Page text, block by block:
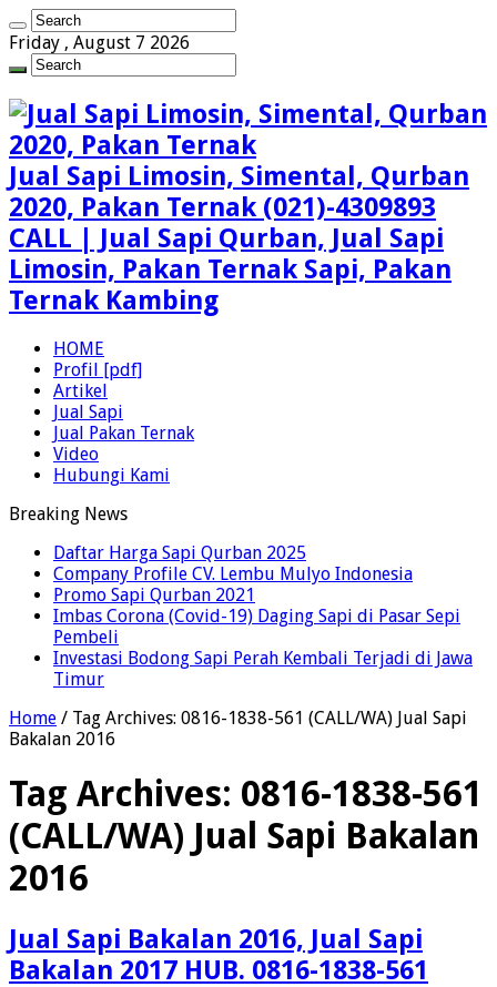
Friday , August 7 2026
Jual Sapi Limosin, Simental, Qurban
2020, Pakan Ternak (021)-4309893
CALL | Jual Sapi Qurban, Jual Sapi
Limosin, Pakan Ternak Sapi, Pakan
Ternak Kambing
HOME
Profil [pdf]
Artikel
Jual Sapi
Jual Pakan Ternak
Video
Hubungi Kami
Breaking News
Daftar Harga Sapi Qurban 2025
Company Profile CV. Lembu Mulyo Indonesia
Promo Sapi Qurban 2021
Imbas Corona (Covid-19) Daging Sapi di Pasar Sepi
Pembeli
Investasi Bodong Sapi Perah Kembali Terjadi di Jawa
Timur
Home / Tag Archives: 0816-1838-561 (CALL/WA) Jual Sapi
Bakalan 2016
Tag Archives: 0816-1838-561
(CALL/WA) Jual Sapi Bakalan
2016
Jual Sapi Bakalan 2016, Jual Sapi
Bakalan 2017 HUB. 0816-1838-561